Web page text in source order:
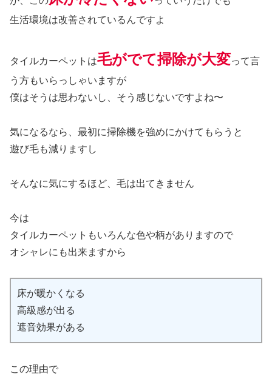
生活環境は改善されているんですよ
タイルカーペットは毛がでて掃除が大変って言
う方もいらっしゃいますが
僕はそうは思わないし、そう感じないですよね〜
気になるなら、最初に掃除機を強めにかけてもらうと
遊び毛も減りますし
そんなに気にするほど、毛は出てきません
今は
タイルカーペットもいろんな色や柄がありますので
オシャレにも出来ますから
床が暖かくなる
高級感が出る
遮音効果がある
この理由で